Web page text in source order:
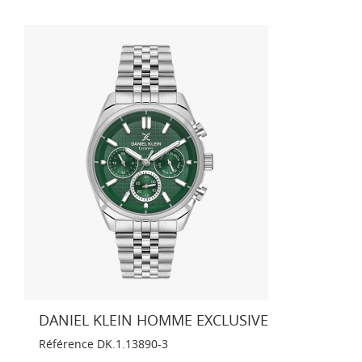
DANIEL KLEIN HOMME EXCLUSIVE
Référence DK.1.13890-3